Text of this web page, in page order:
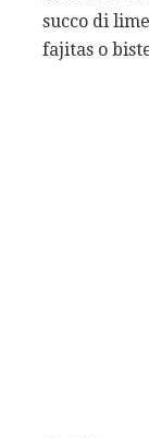
succo di
fajitas o